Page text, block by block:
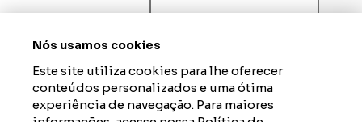
Nós usamos cookies
Este site utiliza cookies para lhe oferecer
conteúdos personalizados e uma ótima
experiência de navegação. Para maiores